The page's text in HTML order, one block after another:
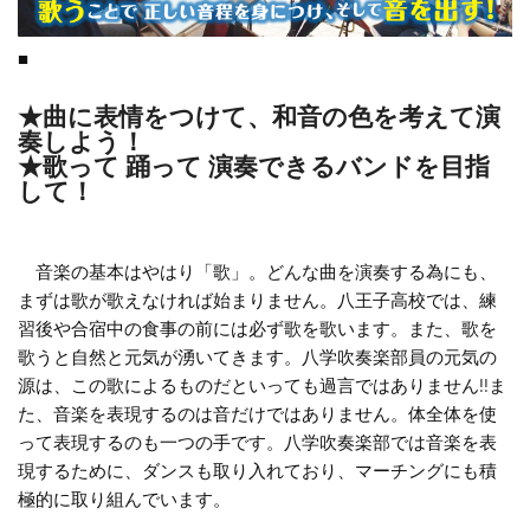
■
★曲に表情をつけて、和音の色を考えて演
奏しよう！
★歌って 踊って 演奏できるバンドを目指
して！
音楽の基本はやはり「歌」。どんな曲を演奏する為にも、
まずは歌が歌えなければ始まりません。八王子高校では、練
習後や合宿中の食事の前には必ず歌を歌います。また、歌を
歌うと自然と元気が湧いてきます。八学吹奏楽部員の元気の
源は、この歌によるものだといっても過言ではありません!!ま
た、音楽を表現するのは音だけではありません。体全体を使
って表現するのも一つの手です。八学吹奏楽部では音楽を表
現するために、ダンスも取り入れており、マーチングにも積
極的に取り組んでいます。